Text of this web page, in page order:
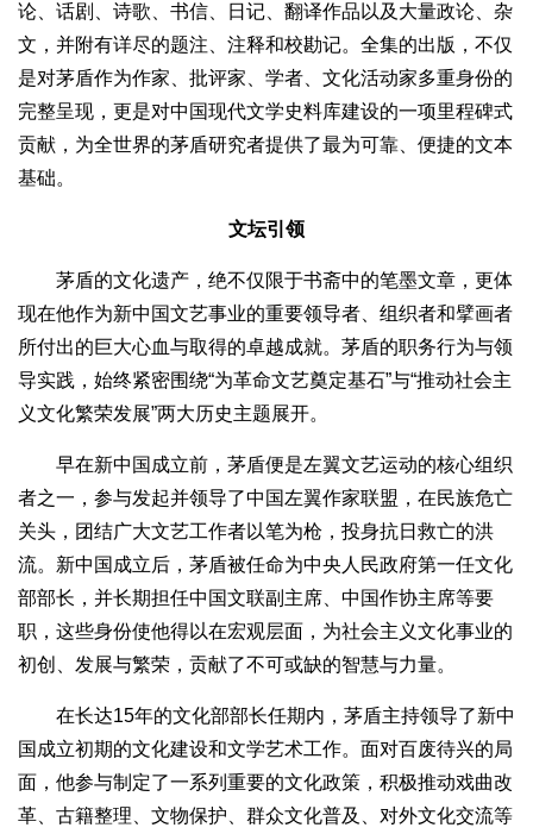
论、话剧、诗歌、书信、日记、翻译作品以及大量政论、杂
文，并附有详尽的题注、注释和校勘记。全集的出版，不仅
是对茅盾作为作家、批评家、学者、文化活动家多重身份的
完整呈现，更是对中国现代文学史料库建设的一项里程碑式
贡献，为全世界的茅盾研究者提供了最为可靠、便捷的文本
基础。
文坛引领
茅盾的文化遗产，绝不仅限于书斋中的笔墨文章，更体
现在他作为新中国文艺事业的重要领导者、组织者和擘画者
所付出的巨大心血与取得的卓越成就。茅盾的职务行为与领
导实践，始终紧密围绕“为革命文艺奠定基石”与“推动社会主
义文化繁荣发展”两大历史主题展开。
早在新中国成立前，茅盾便是左翼文艺运动的核心组织
者之一，参与发起并领导了中国左翼作家联盟，在民族危亡
关头，团结广大文艺工作者以笔为枪，投身抗日救亡的洪
流。新中国成立后，茅盾被任命为中央人民政府第一任文化
部部长，并长期担任中国文联副主席、中国作协主席等要
职，这些身份使他得以在宏观层面，为社会主义文化事业的
初创、发展与繁荣，贡献了不可或缺的智慧与力量。
在长达15年的文化部部长任期内，茅盾主持领导了新中
国成立初期的文化建设和文学艺术工作。面对百废待兴的局
面，他参与制定了一系列重要的文化政策，积极推动戏曲改
革、古籍整理、文物保护、群众文化普及、对外文化交流等